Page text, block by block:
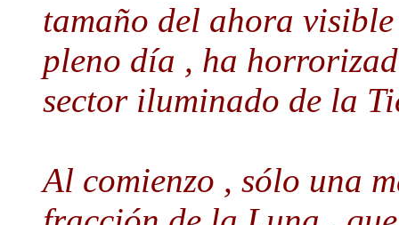
tamaño del ahora
pleno día , ha
sector iluminado de la
Al comienzo , sólo una